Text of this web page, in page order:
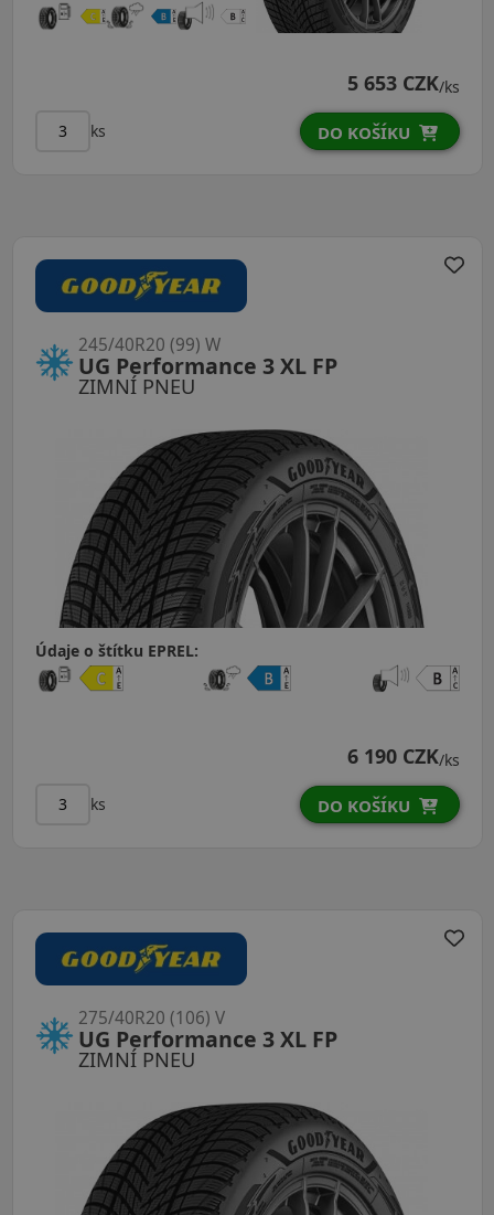
5 653 CZK/ks
ks DO KOŠÍKU
ZIMNÍ PNEU
UG Performance 3 XL FP
245/40R20 (99) W
Údaje o štítku EPREL:
6 190 CZK/ks
ks DO KOŠÍKU
ZIMNÍ PNEU
UG Performance 3 XL FP
275/40R20 (106) V